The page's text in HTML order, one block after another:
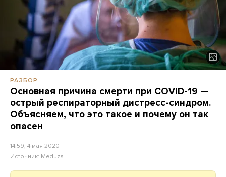
РАЗБОР
Основная причина смерти при COVID-19 —
острый респираторный дистресс-синдром.
Объясняем, что это такое и почему он так
опасен
14:59, 4 мая 2020
Источник: Meduza